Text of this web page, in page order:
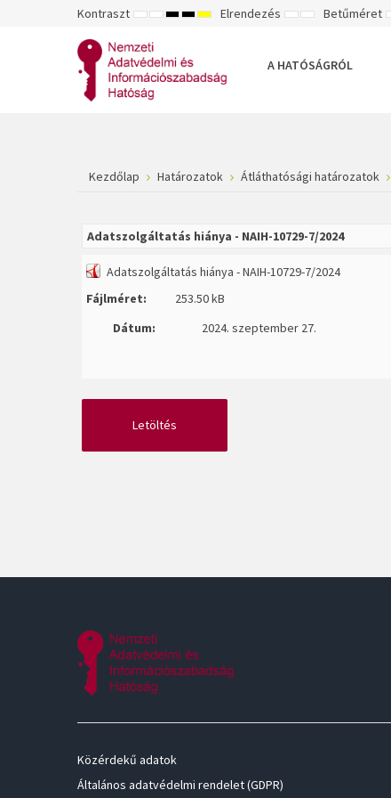
Kontraszt ALAPÉRTELMEZETT
ÉJSZAKAI
NAGY
FEHÉR
MÓD
NAGY
SÁRGA
MÓD
NAGY
MÓD
Elrendezés RÖGZÍTETT
SZÉLES
Betűméret
A HATÓSÁGRÓL
Kezdőlap Határozatok Átláthatósági határozatok
Adatszolgáltatás hiánya - NAIH-10729-7/2024
Adatszolgáltatás hiánya - NAIH-10729-7/2024
Fájlméret:
253.50 kB
Dátum:
2024. szeptember 27.
Közérdekű adatok
Általános adatvédelmi rendelet (GDPR)